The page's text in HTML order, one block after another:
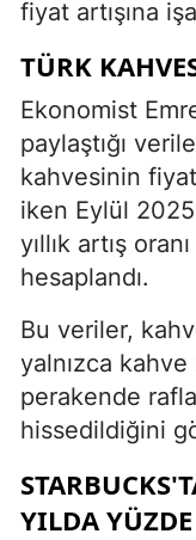
fiyat artışına
TÜRK
Ekonomist
paylaştığı
kahvesinin
iken Eylül
yıllık artış
hesaplandı.
Bu veriler,
yalnızca kahve
perakende
hissedildiğini
YILDA